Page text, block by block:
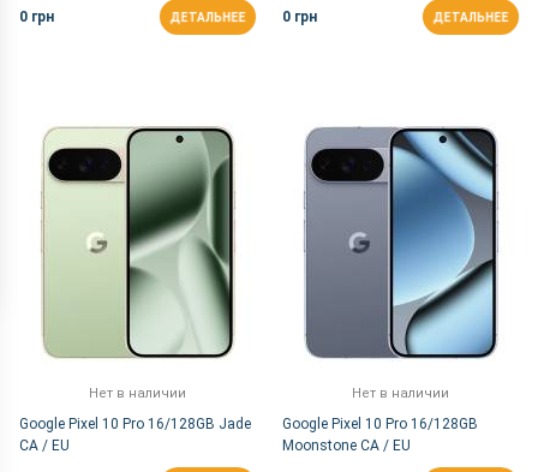
0 грн ДЕТАЛЬНЕЕ 0 грн ДЕТАЛЬНЕЕ
Нет в наличии
Google Pixel 10 Pro 16/128GB Jade
CA / EU
Нет в наличии
Google Pixel 10 Pro 16/128GB
Moonstone CA / EU